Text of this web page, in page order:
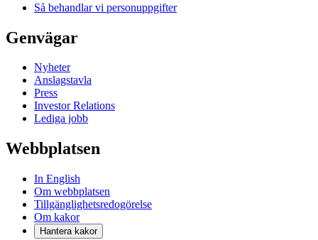
Så behandlar vi personuppgifter
Genvägar
Nyheter
Anslagstavla
Press
Investor Relations
Lediga jobb
Webbplatsen
In English
Om webbplatsen
Tillgänglighetsredogörelse
Om kakor
Hantera kakor